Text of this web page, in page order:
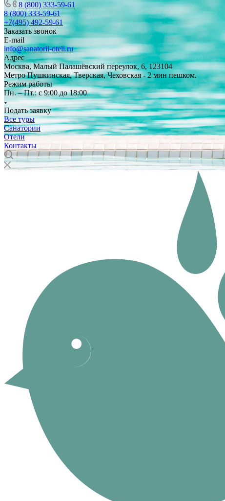
8 (800) 333-59-61
8 (800) 333-59-61
+7(495) 492-59-61
Заказать звонок
E-mail
info@sanatorii-oteli.ru
Адрес
Москва, Малый Палашёвский переулок, 6, 123104
Метро Пушкинская, Тверская, Чеховская - 2 мин пешком.
Режим работы
Пн. – Пт.: с 9:00 до 18:00
Подать заявку
Все туры
Санатории
Отели
Контакты